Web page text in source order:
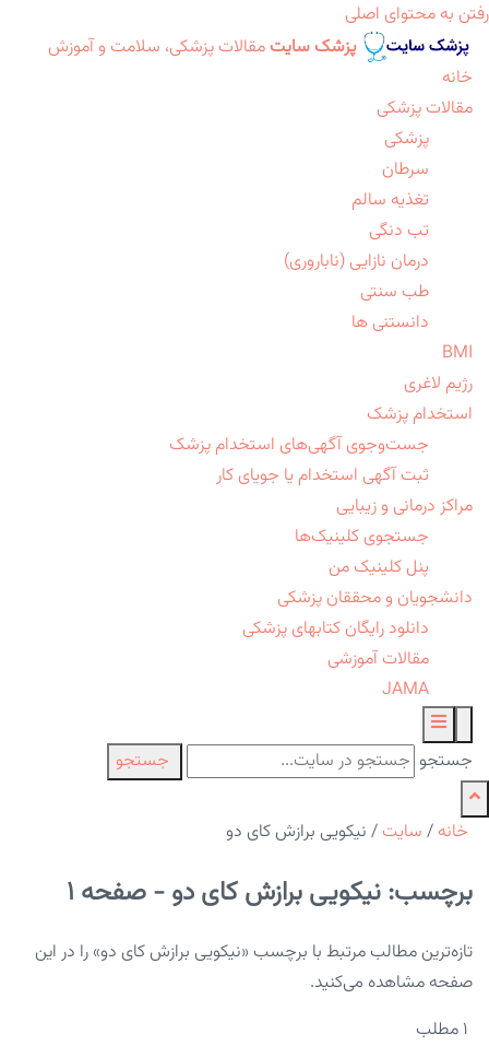
رفتن به محتوای اصلی
پزشک سایت مقالات پزشکی، سلامت و آموزش
خانه
مقالات پزشکی
پزشکی
سرطان
تغذیه سالم
تب دنگی
درمان نازایی (ناباروری)
طب سنتی
دانستنی ها
BMI
رژیم لاغری
استخدام پزشک
جست‌وجوی آگهی‌های استخدام پزشک
ثبت آگهی استخدام یا جویای کار
مراکز درمانی و زیبایی
جستجوی کلینیک‌ها
پنل کلینیک من
دانشجویان و محققان پزشکی
دانلود رایگان کتابهای پزشکی
مقالات آموزشی
JAMA
جستجو جستجو
خانه / سایت / نیکویی برازش کای دو
برچسب: نیکویی برازش کای دو - صفحه 1
تازه‌ترین مطالب مرتبط با برچسب «نیکویی برازش کای دو» را در این
صفحه مشاهده می‌کنید.
۱ مطلب